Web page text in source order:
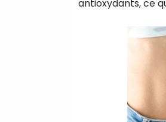
antioxydants, ce